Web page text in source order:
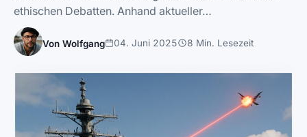
ethischen Debatten. Anhand aktueller…
Von Wolfgang 04. Juni 2025 8 Min. Lesezeit